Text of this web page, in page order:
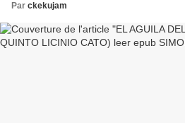
Par ckekujam